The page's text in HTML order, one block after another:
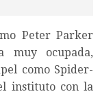
Peter Parker
muy ocupada,
como Spider-
instituto con la